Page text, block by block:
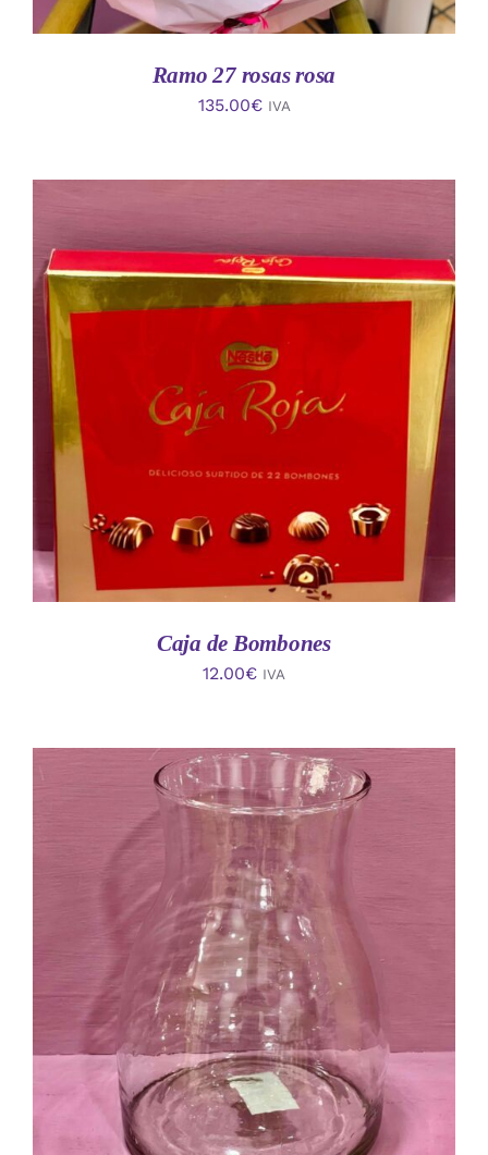
Ramo 27 rosas rosa
135.00€ IVA
AÑADIR AL CARRITO
DETALLES
Caja de Bombones
12.00€ IVA
AÑADIR AL CARRITO
DETALLES